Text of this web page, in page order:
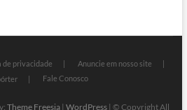
de privacidade
Anuncie em nosso site
Fale Conosco
Theme Freesia| WordPress| © Copyright All